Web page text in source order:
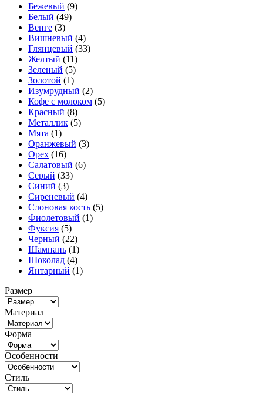
Бежевый (9)
Белый (49)
Венге (3)
Вишневый (4)
Глянцевый (33)
Желтый (11)
Зеленый (5)
Золотой (1)
Изумрудный (2)
Кофе с молоком (5)
Красный (8)
Металлик (5)
Мята (1)
Оранжевый (3)
Орех (16)
Салатовый (6)
Серый (33)
Синий (3)
Сиреневый (4)
Слоновая кость (5)
Фиолетовый (1)
Фуксия (5)
Черный (22)
Шампань (1)
Шоколад (4)
Янтарный (1)
Размер
Материал
Форма
Особенности
Стиль